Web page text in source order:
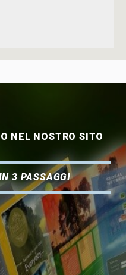
NEL NOSTRO SITO
3 PASSAGGI